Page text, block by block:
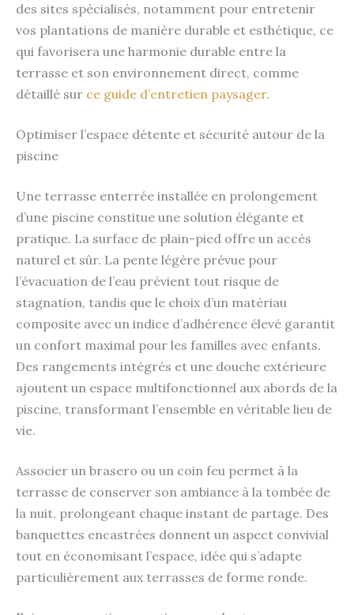
des sites spécialisés, notamment pour entretenir
vos plantations de manière durable et esthétique, ce
qui favorisera une harmonie durable entre la
terrasse et son environnement direct, comme
détaillé sur ce guide d’entretien paysager.
Optimiser l’espace détente et sécurité autour de la
piscine
Une terrasse enterrée installée en prolongement
d’une piscine constitue une solution élégante et
pratique. La surface de plain-pied offre un accès
naturel et sûr. La pente légère prévue pour
l’évacuation de l’eau prévient tout risque de
stagnation, tandis que le choix d’un matériau
composite avec un indice d’adhérence élevé garantit
un confort maximal pour les familles avec enfants.
Des rangements intégrés et une douche extérieure
ajoutent un espace multifonctionnel aux abords de la
piscine, transformant l’ensemble en véritable lieu de
vie.
Associer un brasero ou un coin feu permet à la
terrasse de conserver son ambiance à la tombée de
la nuit, prolongeant chaque instant de partage. Des
banquettes encastrées donnent un aspect convivial
tout en économisant l’espace, idée qui s’adapte
particulièrement aux terrasses de forme ronde.